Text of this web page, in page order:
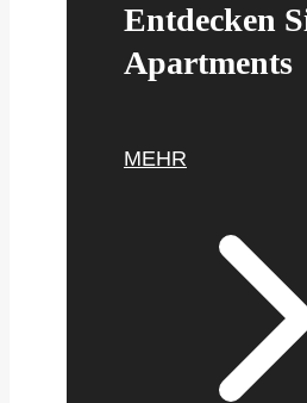
Entdecken
Apartments
MEHR